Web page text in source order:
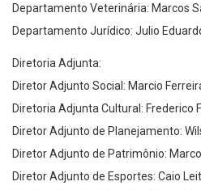
Departamento Veterinária: Marcos
Departamento Jurídico: Julio
Diretoria Adjunta:
Diretor Adjunto Social: Marcio
Diretoria Adjunta Cultural: Frederico
Diretor Adjunto de Planejamento:
Diretor Adjunto de Patrimônio:
Diretor Adjunto de Esportes: Caio